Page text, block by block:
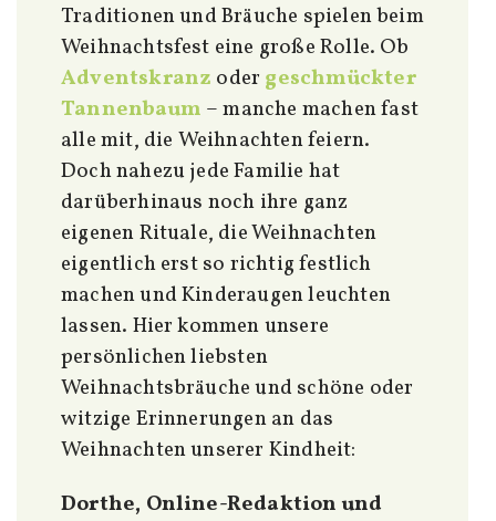
Traditionen und Bräuche spielen beim
Weihnachtsfest eine große Rolle. Ob
Adventskranz oder geschmückter
Tannenbaum – manche machen fast
alle mit, die Weihnachten feiern.
Doch nahezu jede Familie hat
darüberhinaus noch ihre ganz
eigenen Rituale, die Weihnachten
eigentlich erst so richtig festlich
machen und Kinderaugen leuchten
lassen. Hier kommen unsere
persönlichen liebsten
Weihnachtsbräuche und schöne oder
witzige Erinnerungen an das
Weihnachten unserer Kindheit:
Dorthe, Online-Redaktion und